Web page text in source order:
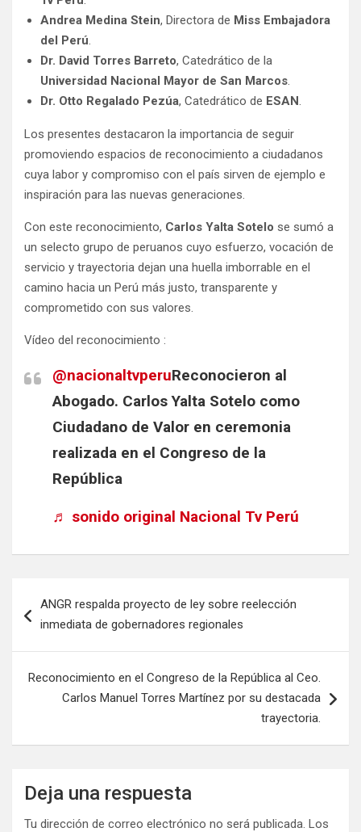
Andrea Medina Stein, Directora de Miss Embajadora
del Perú.
Dr. David Torres Barreto, Catedrático de la
Universidad Nacional Mayor de San Marcos.
Dr. Otto Regalado Pezúa, Catedrático de ESAN.
Los presentes destacaron la importancia de seguir
promoviendo espacios de reconocimiento a ciudadanos
cuya labor y compromiso con el país sirven de ejemplo e
inspiración para las nuevas generaciones.
Con este reconocimiento, Carlos Yalta Sotelo se sumó a
un selecto grupo de peruanos cuyo esfuerzo, vocación de
servicio y trayectoria dejan una huella imborrable en el
camino hacia un Perú más justo, transparente y
comprometido con sus valores.
Vídeo del reconocimiento :
@nacionaltvperuReconocieron al
Abogado. Carlos Yalta Sotelo como
Ciudadano de Valor en ceremonia
realizada en el Congreso de la
República
♬ sonido original Nacional Tv Perú
ANGR respalda proyecto de ley sobre reelección
inmediata de gobernadores regionales
Reconocimiento en el Congreso de la República al Ceo.
Carlos Manuel Torres Martínez por su destacada
trayectoria.
Deja una respuesta
Tu dirección de correo electrónico no será publicada. Los